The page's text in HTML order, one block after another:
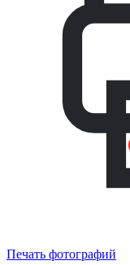
Печать фотографий